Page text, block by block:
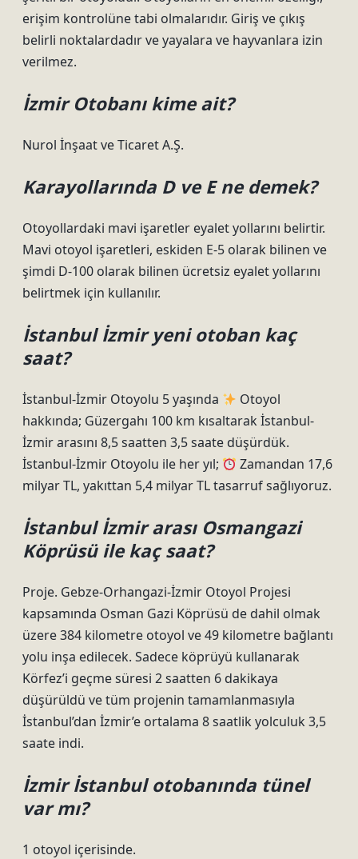
erişim kontrolüne tabi olmalarıdır. Giriş ve çıkış
belirli noktalardadır ve yayalara ve hayvanlara izin
verilmez.
İzmir Otobanı kime ait?
Nurol İnşaat ve Ticaret A.Ş.
Karayollarında D ve E ne demek?
Otoyollardaki mavi işaretler eyalet yollarını belirtir.
Mavi otoyol işaretleri, eskiden E-5 olarak bilinen ve
şimdi D-100 olarak bilinen ücretsiz eyalet yollarını
belirtmek için kullanılır.
İstanbul İzmir yeni otoban kaç
saat?
İstanbul-İzmir Otoyolu 5 yaşında
Otoyol
hakkında; Güzergahı 100 km kısaltarak İstanbul-
İzmir arasını 8,5 saatten 3,5 saate düşürdük.
İstanbul-İzmir Otoyolu ile her yıl;
Zamandan 17,6
milyar TL, yakıttan 5,4 milyar TL tasarruf sağlıyoruz.
İstanbul İzmir arası Osmangazi
Köprüsü ile kaç saat?
Proje. Gebze-Orhangazi-İzmir Otoyol Projesi
kapsamında Osman Gazi Köprüsü de dahil olmak
üzere 384 kilometre otoyol ve 49 kilometre bağlantı
yolu inşa edilecek. Sadece köprüyü kullanarak
Körfez’i geçme süresi 2 saatten 6 dakikaya
düşürüldü ve tüm projenin tamamlanmasıyla
İstanbul’dan İzmir’e ortalama 8 saatlik yolculuk 3,5
saate indi.
İzmir İstanbul otobanında tünel
var mı?
1 otoyol içerisinde.